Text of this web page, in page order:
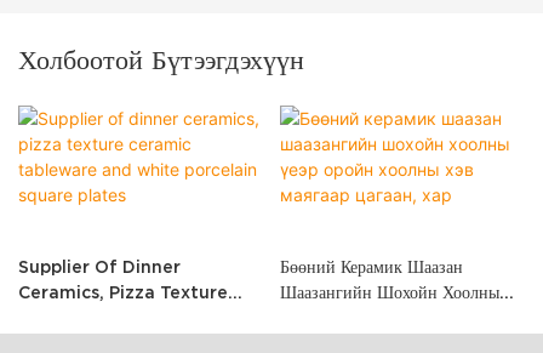
Холбоотой Бүтээгдэхүүн
Supplier Of Dinner
Ceramics, Pizza Texture
Бөөний Керамик Шаазан
Шаазангийн Шохойн Хоолны